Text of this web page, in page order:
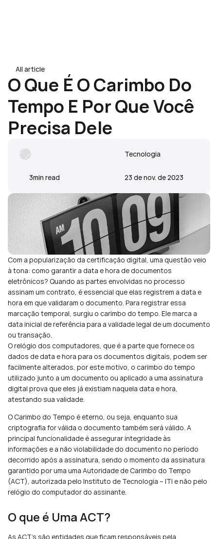
All article
O Que É O Carimbo Do
Tempo E Por Que Você
Precisa Dele
Tecnologia
3min read 23 de nov. de 2023
Com a popularização da certificação digital, uma questão veio
à tona: como garantir a data e hora de documentos
eletrônicos? Quando as partes envolvidas no processo
assinam um contrato, é essencial que elas registrem a data e
hora em que validaram o documento. Para registrar essa
marcação temporal, surgiu o carimbo do tempo. Ele marca a
data inicial de referência para a validade legal de um documento
ou transação.
O relógio dos computadores, que é a parte que fornece os
dados de data e hora para os documentos digitais, podem ser
facilmente alterados, por este motivo, o carimbo do tempo
utilizado junto a um documento ou aplicado a uma assinatura
digital prova que eles já existiam naquela data e hora,
atestando sua validade.
O Carimbo do Tempo é eterno, ou seja, enquanto sua
criptografia for válida o documento também será válido. A
principal funcionalidade é assegurar integridade às
informações e a não violabilidade do documento no período
decorrido após a assinatura, sendo o momento da assinatura
garantido por uma uma Autoridade de Carimbo do Tempo
(ACT), autorizada pelo Instituto de Tecnologia – ITI e não pelo
relógio do computador do assinante.
O que é Uma ACT?
As ACT’s são entidades que ficam responsáveis pela